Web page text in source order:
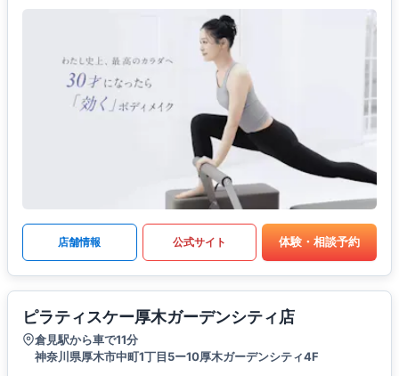
店舗情報 公式サイト 体験・相談予約
ピラティスケー厚木ガーデンシティ店
倉見駅から車で11分
神奈川県厚木市中町1丁目5ー10厚木ガーデンシティ4F